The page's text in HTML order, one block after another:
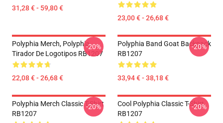
31,28 € - 59,80 €
23,00 € - 26,68 €
Polyphia Merch, Polyphia
Tirador De Logotipos RB1207
22,08 € - 26,68 €
-20%
Polyphia Band Goat Backpack
RB1207
33,94 € - 38,18 €
-20%
Polyphia Merch Classic T-Shirt
RB1207
-20%
Cool Polyphia Classic T-Shirt
RB1207
-20%